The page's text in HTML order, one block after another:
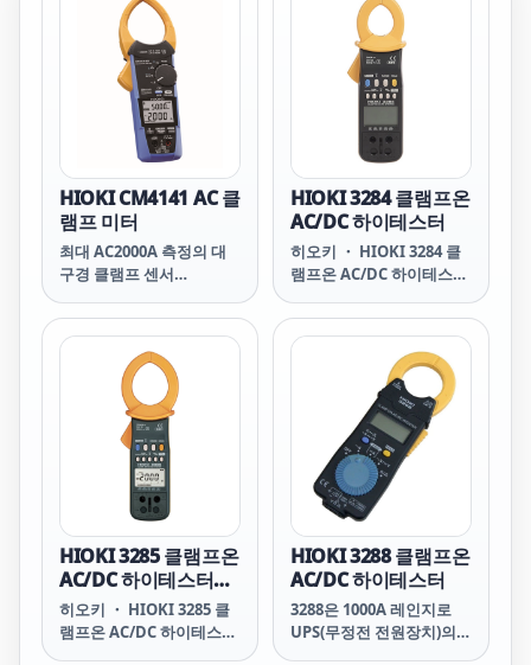
HIOKI CM4141 AC 클
램프 미터
최대 AC2000A 측정의 대
구경 클램프 센서
케이블 틈새에 넣기 쉬운
설계입니다. 또한 케이블이
밀집된 곳에서는 죠를 비틀
어 케이블 사이에 넣는 경
우가 있습니다.
HIOKI 3284 클램프온
AC/DC 하이테스터
히오키 ・ HIOKI 3284 클
램프온 AC/DC 하이테스터
HiTESTER 제품번호 (발주
코드) 3284 파형・아날로
HIOKI 3285 클램프온
AC/DC 하이테스터
(CE 비대응, 파형・아
날로그 출력 포함)
히오키 ・ HIOKI 3285 클
램프온 AC/DC 하이테스터
HIOKI 3288 클램프온
AC/DC 하이테스터
3288은 1000A 레인지로
UPS(무정전 전원장치)의